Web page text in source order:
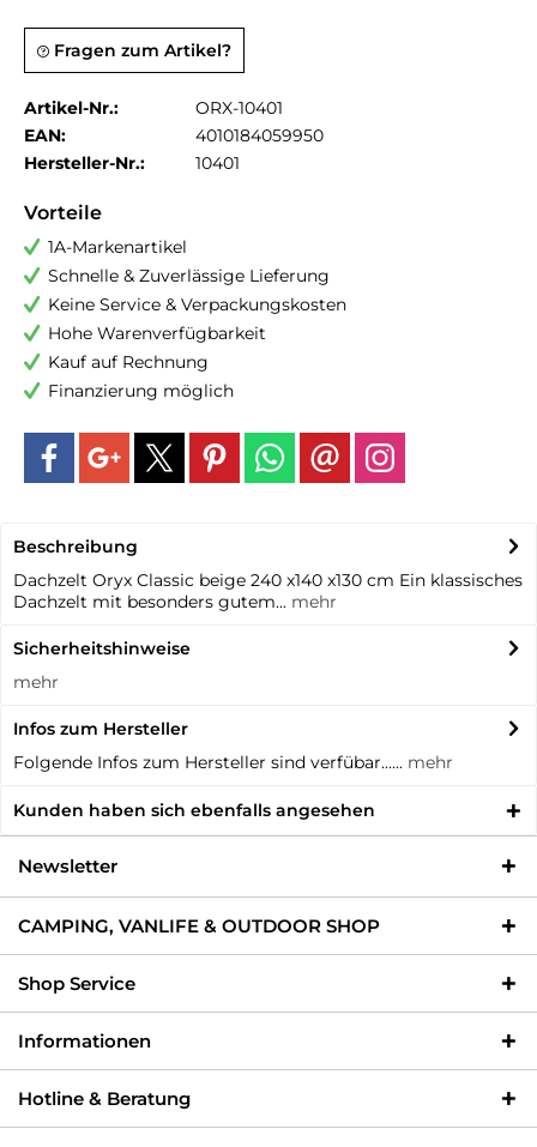
Fragen zum Artikel?
Artikel-Nr.:
ORX-10401
EAN:
4010184059950
Hersteller-Nr.:
10401
Vorteile
1A-Markenartikel
Schnelle & Zuverlässige Lieferung
Keine Service & Verpackungskosten
Hohe Warenverfügbarkeit
Kauf auf Rechnung
Finanzierung möglich
Beschreibung
Dachzelt Oryx Classic beige 240 x140 x130 cm Ein klassisches
Dachzelt mit besonders gutem... mehr
Sicherheitshinweise
mehr
Infos zum Hersteller
Folgende Infos zum Hersteller sind verfübar...... mehr
Kunden haben sich ebenfalls angesehen
Newsletter
CAMPING, VANLIFE & OUTDOOR SHOP
Shop Service
Informationen
Hotline & Beratung